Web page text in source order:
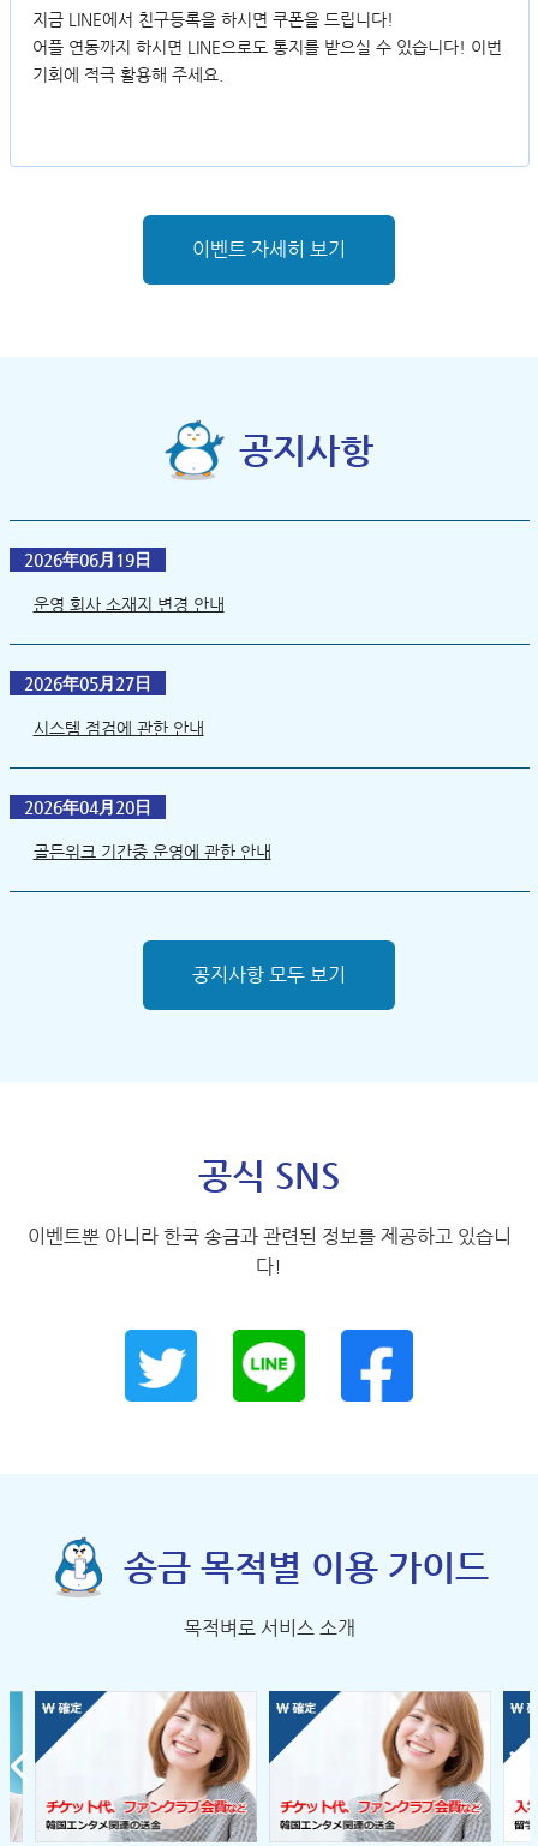
지금 LINE에서 친구등록을 하시면 쿠폰을 드립니다!
어플 연동까지 하시면 LINE으로도 통지를 받으실 수 있습니다! 이번
기회에 적극 활용해 주세요.
이벤트 자세히 보기
공지사항
2026年06月19日
운영 회사 소재지 변경 안내
2026年05月27日
시스템 점검에 관한 안내
2026年04月20日
골든위크 기간중 운영에 관한 안내
공지사항 모두 보기
공식 SNS
이벤트뿐 아니라 한국 송금과 관련된 정보를 제공하고 있습니
다!
송금 목적별 이용 가이드
목적벼로 서비스 소개